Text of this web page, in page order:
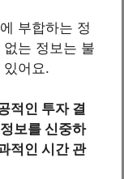
부합하는 정
는 정보는 불
있어요.
적인 투자 결
보를 신중하
적인 시간 관